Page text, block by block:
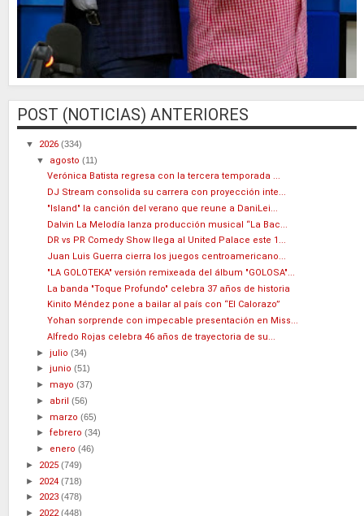
POST (NOTICIAS) ANTERIORES
▼ 2026 (334)
▼ agosto(11)
Verónica Batista regresa con la tercera temporada ...
DJ Stream consolida su carrera con proyección inte...
"Island" la canción del verano que reune a DaniLei...
Dalvin La Melodía lanza producción musical “La Bac...
DR vs PR Comedy Show llega al United Palace este 1...
Juan Luis Guerra cierra los juegos centroamericano...
"LA GOLOTEKA" versión remixeada del álbum "GOLOSA"...
La banda "Toque Profundo" celebra 37 años de historia
Kinito Méndez pone a bailar al país con “El Calorazo”
Yohan sorprende con impecable presentación en Miss...
Alfredo Rojas celebra 46 años de trayectoria de su...
►julio(34)
►junio(51)
► mayo(37)
► abril(56)
► marzo(65)
►febrero(34)
► enero(46)
► 2025 (749)
► 2024 (718)
► 2023 (478)
► 2022(448)